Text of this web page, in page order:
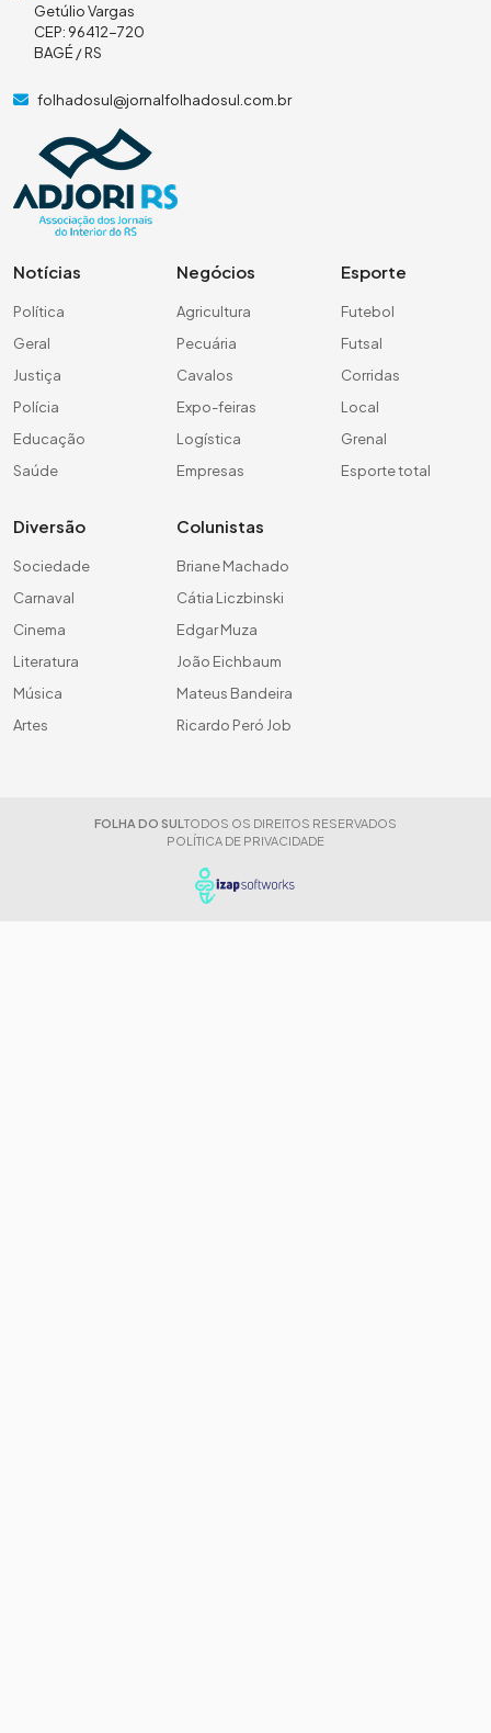
Getúlio Vargas
CEP: 96412-720
BAGÉ / RS
folhadosul@jornalfolhadosul.com.br
Notícias
Política
Geral
Justiça
Polícia
Educação
Saúde
Negócios
Agricultura
Pecuária
Cavalos
Expo-feiras
Logística
Empresas
Esporte
Futebol
Futsal
Corridas
Local
Grenal
Esporte total
Diversão
Sociedade
Carnaval
Cinema
Literatura
Música
Artes
Colunistas
Briane Machado
Cátia Liczbinski
Edgar Muza
João Eichbaum
Mateus Bandeira
Ricardo Peró Job
FOLHA DO SUL TODOS OS DIREITOS RESERVADOS
POLÍTICA DE PRIVACIDADE